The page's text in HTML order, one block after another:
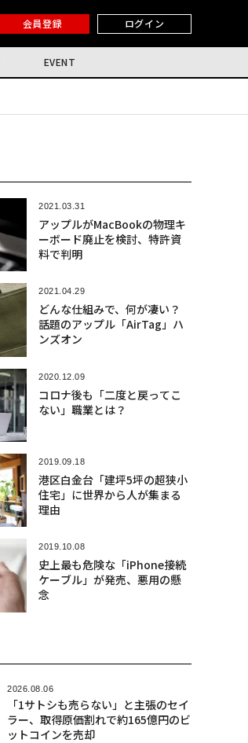
会員登録 ログイン
EVENT
2021.03.31
アップルがMacBookの物理キ
ーボード廃止を検討、特許資
料で判明
2021.04.29
どんな仕組みで、何が凄い？
話題のアップル「AirTag」ハ
ンズオン
2020.12.09
コロナ後も「二度と戻ってこ
ない」職業とは？
2019.09.18
港区白金台「建坪5坪の超狭小
住宅」に世界から人が集まる
理由
2019.10.08
史上最も危険な「iPhone接続
ケーブル」が発売、悪用の懸
念
2026.08.06
「1サトシも売らない」と主張のセイ
ラー、取得原価割れで約165億円のビ
ットコインを売却